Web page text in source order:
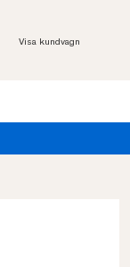
Visa kundvagn